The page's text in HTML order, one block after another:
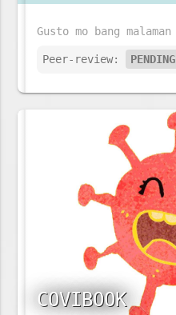
Peer-review: PENDING
COVIBOOK